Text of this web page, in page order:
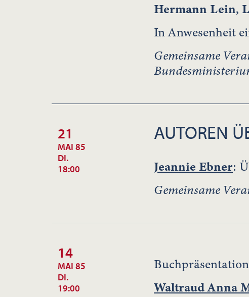
Hermann Lein,
In Anwesenheit
Gemeinsame
21
MAI 85
DI.
18:00
AUTOREN
Jeannie Ebner:
Gemeinsame
14
MAI 85
DI.
19:00
Buchpräsentation
Waltraud Anna